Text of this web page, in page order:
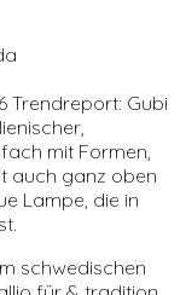
mit Formen,
auch ganz oben
Lampe, die in
schwedischen